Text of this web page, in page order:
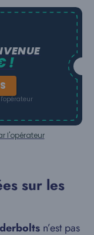
!
l'opérateur
sur les
n’est pas